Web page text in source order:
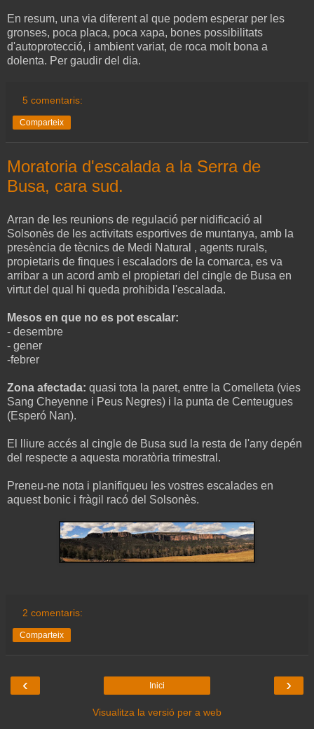
En resum, una via diferent al que podem esperar per les
gronses, poca placa, poca xapa, bones possibilitats
d'autoprotecció, i ambient variat, de roca molt bona a
dolenta. Per gaudir del dia.
5 comentaris:
Comparteix
Moratoria d'escalada a la Serra de
Busa, cara sud.
Arran de les reunions de regulació per nidificació al
Solsonès de les activitats esportives de muntanya, amb la
presència de tècnics de Medi Natural , agents rurals,
propietaris de finques i escaladors de la comarca, es va
arribar a un acord amb el propietari del cingle de Busa en
virtut del qual hi queda prohibida l'escalada.
Mesos en que no es pot escalar:
- desembre
- gener
-febrer
Zona afectada: quasi tota la paret, entre la Comelleta (vies
Sang Cheyenne i Peus Negres) i la punta de Centeugues
(Esperó Nan).
El lliure accés al cingle de Busa sud la resta de l'any depén
del respecte a aquesta moratòria trimestral.
Preneu-ne nota i planifiqueu les vostres escalades en
aquest bonic i fràgil racó del Solsonès.
2 comentaris:
Comparteix
‹ ›
Inici
Visualitza la versió per a web